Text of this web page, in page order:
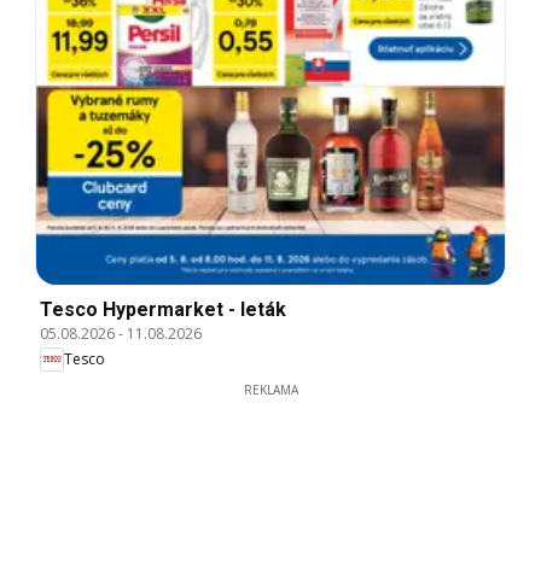
Tesco Hypermarket - leták
05.08.2026- 11.08.2026
Tesco
REKLAMA